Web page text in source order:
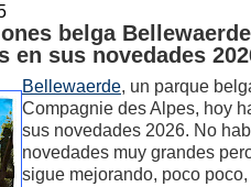
belga
en sus novedades
Bellewaerde, un parque
Compagnie des Alpes, hoy
sus novedades 2026. No
novedades muy grandes
sigue mejorando, poco